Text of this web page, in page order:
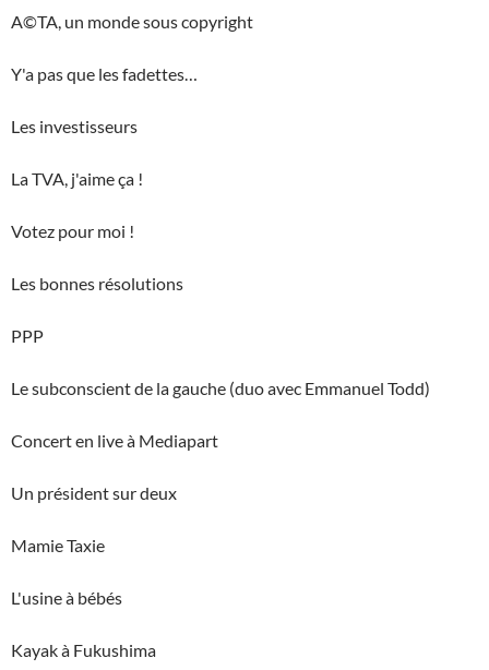
A©TA, un monde sous copyright
Y'a pas que les fadettes…
Les investisseurs
La TVA, j'aime ça !
Votez pour moi !
Les bonnes résolutions
PPP
Le subconscient de la gauche (duo avec Emmanuel Todd)
Concert en live à Mediapart
Un président sur deux
Mamie Taxie
L'usine à bébés
Kayak à Fukushima